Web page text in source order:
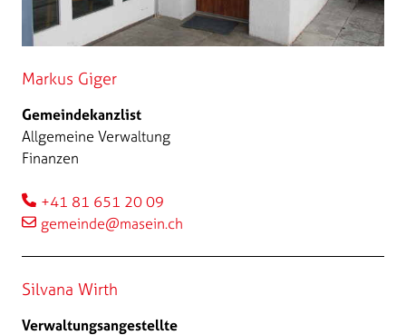
Markus Giger
Gemeindekanzlist
Allgemeine Verwaltung
Finanzen
+41 81 651 20 09
gemeinde@masein.ch
Silvana Wirth
Verwaltungsangestellte